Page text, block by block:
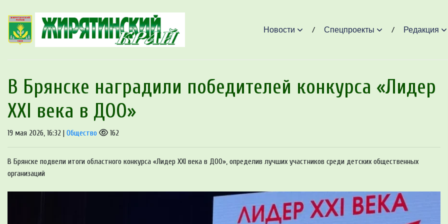
Новости Спецпроекты Редакция
В Брянске наградили победителей конкурса «Лидер
XXI века в ДОО»
19 мая 2026, 16:32 | Общество 162
В Брянске подвели итоги областного конкурса «Лидер XXI века в ДОО», определив лучших участников среди детских общественных
организаций